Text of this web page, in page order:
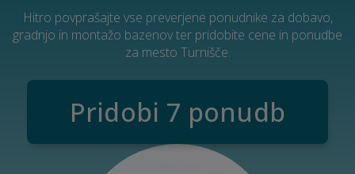
Hitro povprašajte vse preverjene ponudnike za dobavo,
gradnjo in montažo bazenov ter pridobite cene in ponudbe
za mesto Turnišče.
Pridobi 7 ponudb